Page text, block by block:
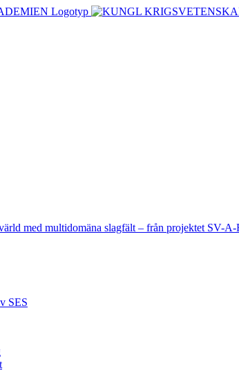
med multidomäna slagfält – från projektet SV-
SES